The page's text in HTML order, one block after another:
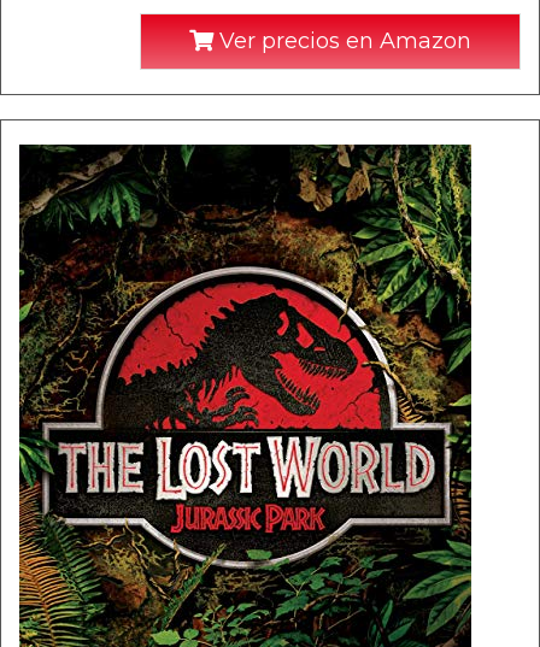
Ver precios en Amazon